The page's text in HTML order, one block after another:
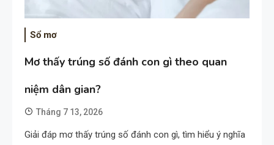
Sổ mơ
Mơ thấy trúng số đánh con gì theo quan
niệm dân gian?
Tháng 7 13, 2026
Giải đáp mơ thấy trúng số đánh con gì, tìm hiểu ý nghĩa